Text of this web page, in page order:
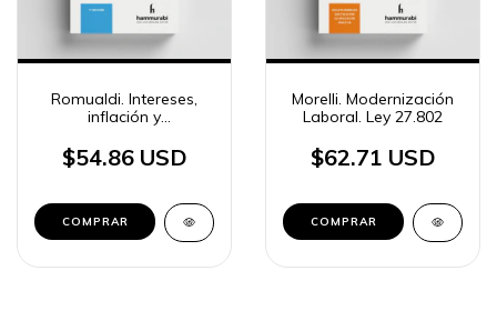
Romualdi. Intereses,
inflación y
deudas de valor y de
dinero
$54.86 USD
COMPRAR
Morelli. Modernización
Laboral. Ley 27.802
$62.71 USD
COMPRAR